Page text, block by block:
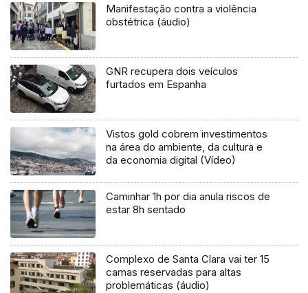
Manifestação contra a violência
obstétrica (áudio)
GNR recupera dois veículos
furtados em Espanha
Vistos gold cobrem investimentos
na área do ambiente, da cultura e
da economia digital (Vídeo)
Caminhar 1h por dia anula riscos de
estar 8h sentado
Complexo de Santa Clara vai ter 15
camas reservadas para altas
problemáticas (áudio)